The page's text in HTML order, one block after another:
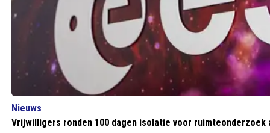
Nieuws
Vrijwilligers ronden 100 dagen isolatie voor ruimteonderzoek